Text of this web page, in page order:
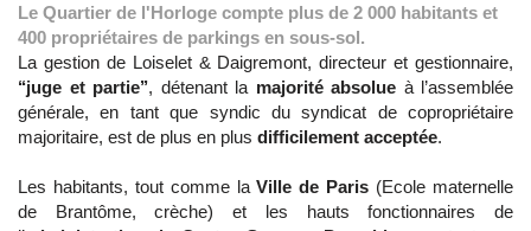
Le Quartier de l'Horloge compte plus de 2 000 habitants et
400 propriétaires de parkings en sous-sol.
La gestion de Loiselet & Daigremont, directeur et gestionnaire,
‘‘juge et partie’’, détenant la majorité absolue à l’assemblée
générale, en tant que syndic du syndicat de copropriétaire
majoritaire, est de plus en plus difficilement acceptée.
Les habitants, tout comme laVille de Paris (Ecole maternelle
de Brantôme, crèche) et les hauts fonctionnaires de